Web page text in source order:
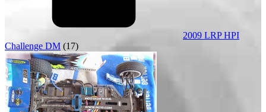
2009 LRP HPI
Challenge DM (17)